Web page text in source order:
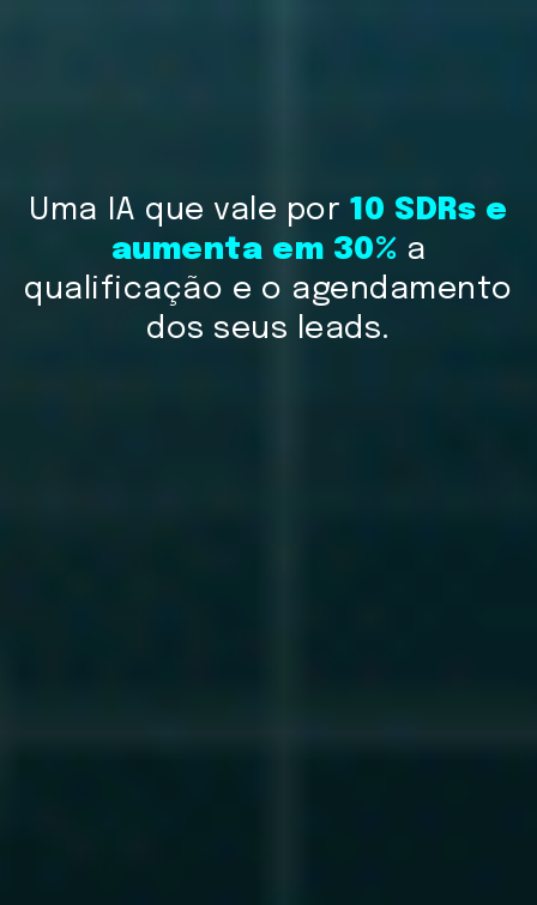
Uma IA que vale por 10 SDRs e
aumenta em 30% a
qualificação e o agendamento
dos seus leads.